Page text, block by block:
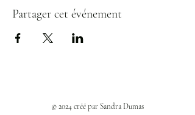
Partager cet événement
© 2024 créé par Sandra Dumas